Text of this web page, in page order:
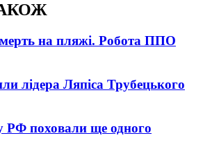
на пляжі. Робота ППО
лідера Ляпіса Трубецького
РФ поховали ще одного